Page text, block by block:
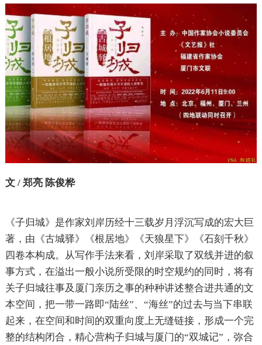
文 / 郑亮 陈俊桦
《子归城》是作家刘岸历经十三载岁月浮沉写成的宏大巨
著，由《古城驿》《根居地》《天狼星下》《石刻千秋》
四卷本构成。从写作手法来看，刘岸采取了双线并进的叙
事方式，在溢出一般小说所受限的时空规约的同时，将有
关子归城往事及厦门亲历之事的种种讲述整合进共通的文
本空间，把一带一路即“陆丝”、“海丝”的过去与当下串联
起来，在空间和时间的双重向度上无缝链接，形成一个完
整的结构闭合，精心营构子归城与厦门的“双城记”，弥合